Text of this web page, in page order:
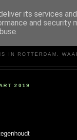
IN ROTTERDAM.
2019
its services
and